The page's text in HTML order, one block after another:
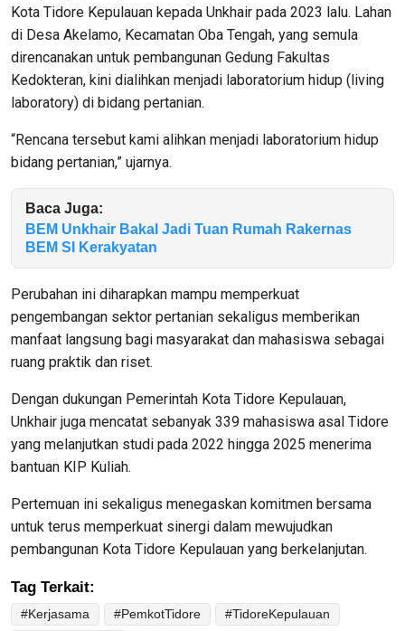
Kota Tidore Kepulauan kepada Unkhair pada 2023 lalu. Lahan
di Desa Akelamo, Kecamatan Oba Tengah, yang semula
direncanakan untuk pembangunan Gedung Fakultas
Kedokteran, kini dialihkan menjadi laboratorium hidup (living
laboratory) di bidang pertanian.
“Rencana tersebut kami alihkan menjadi laboratorium hidup
bidang pertanian,” ujarnya.
Baca Juga:
BEM Unkhair Bakal Jadi Tuan Rumah Rakernas
BEM SI Kerakyatan
Perubahan ini diharapkan mampu memperkuat
pengembangan sektor pertanian sekaligus memberikan
manfaat langsung bagi masyarakat dan mahasiswa sebagai
ruang praktik dan riset.
Dengan dukungan Pemerintah Kota Tidore Kepulauan,
Unkhair juga mencatat sebanyak 339 mahasiswa asal Tidore
yang melanjutkan studi pada 2022 hingga 2025 menerima
bantuan KIP Kuliah.
Pertemuan ini sekaligus menegaskan komitmen bersama
untuk terus memperkuat sinergi dalam mewujudkan
pembangunan Kota Tidore Kepulauan yang berkelanjutan.
Tag Terkait:
#Kerjasama #PemkotTidore
#TidoreKepulauan